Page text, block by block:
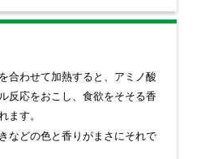
合わせて加熱すると、アミノ酸
反応をおこし、食欲をそそる香
ます。
などの色と香りがまさにそれで